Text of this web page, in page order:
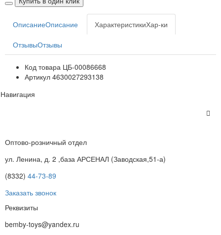
ОписаниеОписание ХарактеристикиХар-ки
ОтзывыОтзывы
Код товара ЦБ-00086668
Артикул 4630027293138
Навигация
Оптово-розничный отдел
ул. Ленина, д. 2 ,база АРСЕНАЛ (Заводская,51-а)
(8332) 44-73-89
Заказать звонок
Реквизиты
bemby-toys@yandex.ru